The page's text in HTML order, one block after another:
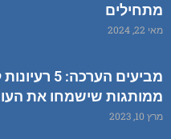
מתחילים
מאי 22, 2024
מביעים הערכה:
ממותגות שישמחו את
מרץ 10, 2023